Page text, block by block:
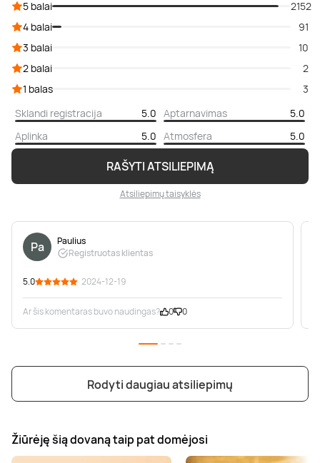
RAŠYTI ATSILIEPIMĄ
Atsiliepimų taisyklės
5 balai
2152
4 balai
91
3 balai
10
2 balai
2
1 balas
3
Sklandi registracija
5.0 Aptarnavimas
5.0
Aplinka
5.0 Atmosfera 5.0
Pa
Paulius
Registruotas klientas
5.0 · 2024-12-19
Ar šis komentaras buvo naudingas? 0 0
Rodyti daugiau atsiliepimų
Žiūrėję šią dovaną taip pat domėjosi